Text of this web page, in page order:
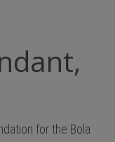
for the Bola